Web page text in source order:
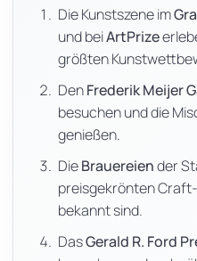
Die Kunstszene im
und beiArtPrize
größten
DenFrederik Meijer
besuchen und die
genießen.
DieBrauereiender
preisgekrönten
bekannt sind.
DasGerald R. Ford